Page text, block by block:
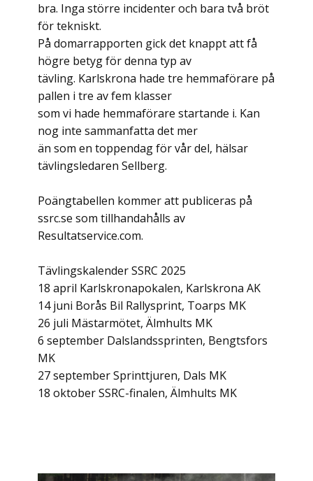
bra. Inga större incidenter och bara två bröt
för tekniskt.
På domarrapporten gick det knappt att få
högre betyg för denna typ av
tävling. Karlskrona hade tre hemmaförare på
pallen i tre av fem klasser
som vi hade hemmaförare startande i. Kan
nog inte sammanfatta det mer
än som en toppendag för vår del, hälsar
tävlingsledaren Sellberg.
Poängtabellen kommer att publiceras på
ssrc.se som tillhandahålls av
Resultatservice.com.
Tävlingskalender SSRC 2025
18 april Karlskronapokalen, Karlskrona AK
14 juni Borås Bil Rallysprint, Toarps MK
26 juli Mästarmötet, Älmhults MK
6 september Dalslandssprinten, Bengtsfors
MK
27 september Sprinttjuren, Dals MK
18 oktober SSRC-finalen, Älmhults MK